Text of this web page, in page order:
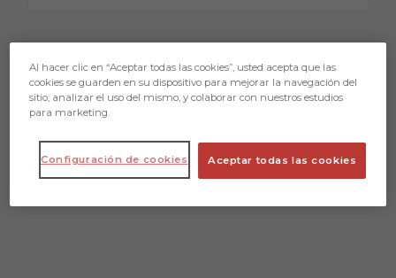
Al hacer clic en “Aceptar todas las cookies”, usted acepta que las
cookies se guarden en su dispositivo para mejorar la navegación del
sitio, analizar el uso del mismo, y colaborar con nuestros estudios
para marketing.
Aceptar todas las cookies
Configuración de cookies